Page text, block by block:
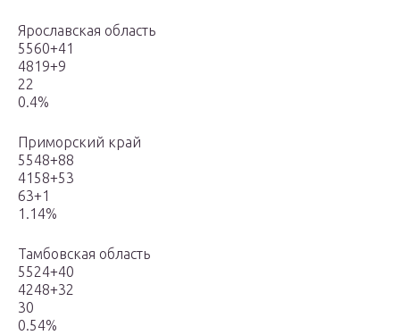
Ярославская область
5560+41
4819+9
22
0.4%
Приморский край
5548+88
4158+53
63+1
1.14%
Тамбовская область
5524+40
4248+32
30
0.54%